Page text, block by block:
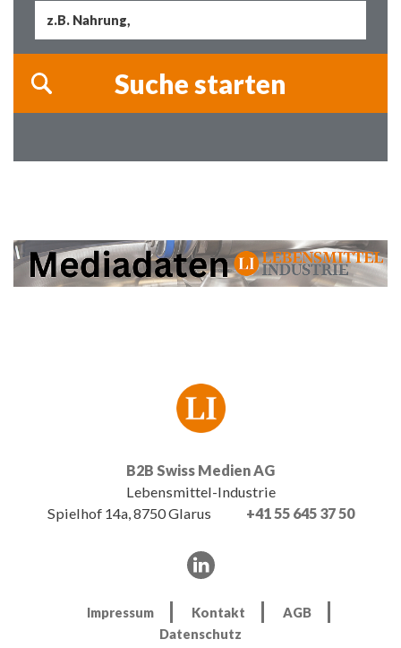
B2B Swiss Medien AG
Lebensmittel-Industrie
Spielhof 14a, 8750 Glarus
+41 55 645 37 50
Impressum Kontakt
AGB
Datenschutz